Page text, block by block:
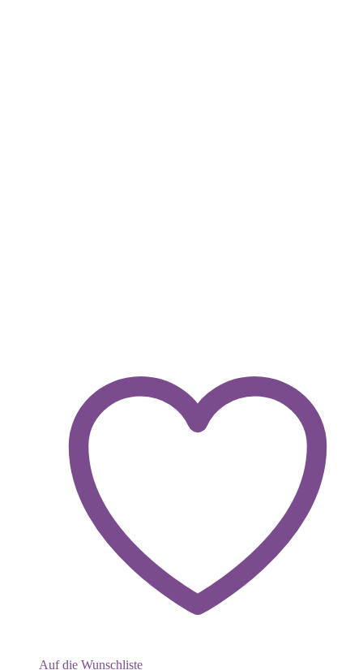
Auf die Wunschliste